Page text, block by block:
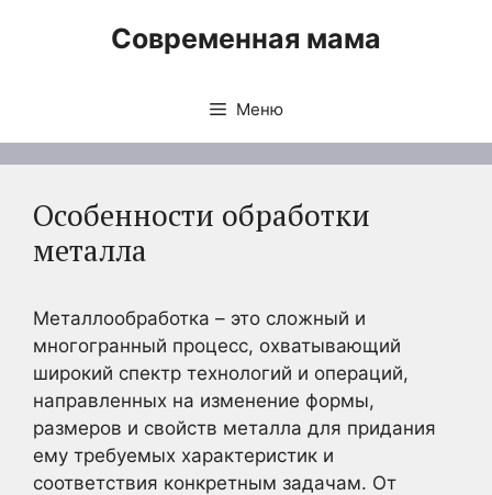
Современная мама
Меню
Особенности обработки
металла
Металлообработка – это сложный и
многогранный процесс, охватывающий
широкий спектр технологий и операций,
направленных на изменение формы,
размеров и свойств металла для придания
ему требуемых характеристик и
соответствия конкретным задачам. От